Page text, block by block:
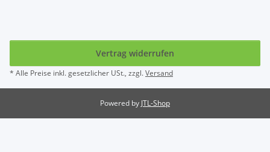
Vertrag widerrufen
* Alle Preise inkl. gesetzlicher USt., zzgl.Versand
Powered by JTL-Shop